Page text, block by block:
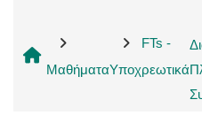
Μαθήματα
FTs -
Υποχρεωτικά